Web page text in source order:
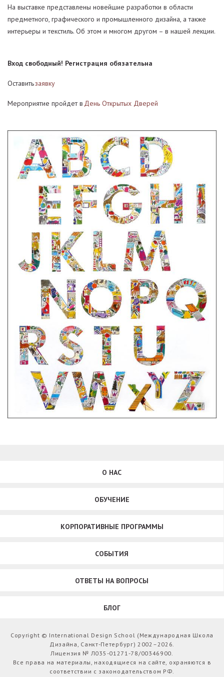
На выставке представлены новейшие разработки в области
предметного, графического и промышленного дизайна, а также
интерьеры и текстиль. Об этом и многом другом – в нашей лекции.
Вход свободный! Регистрация обязательна
Оставитьзаявку
Мероприятие пройдет в День Открытых Дверей
О НАС
ОБУЧЕНИЕ
КОРПОРАТИВНЫЕ ПРОГРАММЫ
СОБЫТИЯ
ОТВЕТЫ НА ВОПРОСЫ
БЛОГ
Copyright © International Design School (Международная Школа
Дизайна, Санкт-Петербург) 2002–2026.
Лицензия № Л035-01271-78/00346900.
Все права на материалы, находящиеся на сайте, охраняются в
соответствии с законодательством РФ.